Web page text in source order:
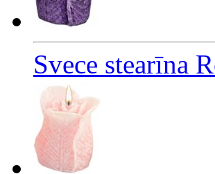
Svece stearīna